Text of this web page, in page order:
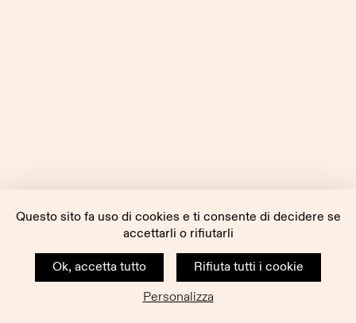
Questo sito fa uso di cookies e ti consente di decidere se
accettarli o rifiutarli
Ok, accetta tutto
Rifiuta tutti i cookie
Personalizza